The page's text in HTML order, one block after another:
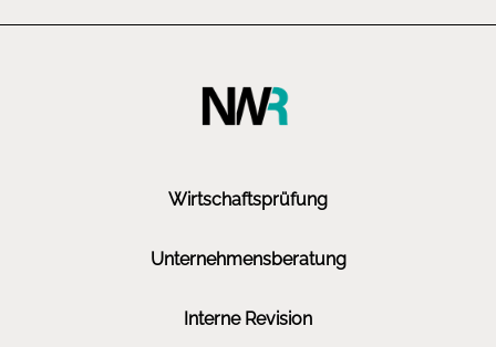
Wirtschaftsprüfung
Unternehmensberatung
Interne Revision